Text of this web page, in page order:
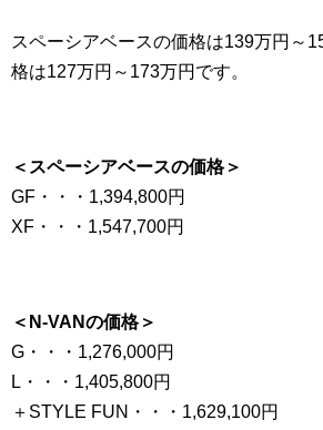
スペーシアベースの価格は139万円～
格は127万円～173万円です。
＜スペーシアベースの価格＞
GF・・・1,394,800円
XF・・・1,547,700円
＜N-VANの価格＞
G・・・1,276,000円
L・・・1,405,800円
＋STYLE FUN・・・1,629,100円